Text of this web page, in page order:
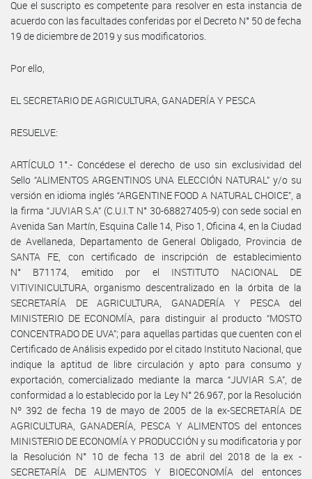
Que el suscripto es competente para resolver en esta instancia de
acuerdo con las facultades conferidas por el Decreto N° 50 de fecha
19 de diciembre de 2019 y sus modificatorios.
Por ello,
EL SECRETARIO DE AGRICULTURA, GANADERÍA Y PESCA
RESUELVE:
ARTÍCULO 1°.- Concédese el derecho de uso sin exclusividad del
Sello “ALIMENTOS ARGENTINOS UNA ELECCIÓN NATURAL” y/o su
versión en idioma inglés “ARGENTINE FOOD A NATURAL CHOICE”, a
la firma “JUVIAR S.A” (C.U.I.T N° 30-68827405-9) con sede social en
Avenida San Martín, Esquina Calle 14, Piso 1, Oficina 4, en la Ciudad
de Avellaneda, Departamento de General Obligado, Provincia de
SANTA FE, con certificado de inscripción de establecimiento
N° B71174, emitido por el INSTITUTO NACIONAL DE
VITIVINICULTURA, organismo descentralizado en la órbita de la
SECRETARÍA DE AGRICULTURA, GANADERÍA Y PESCA del
MINISTERIO DE ECONOMÍA, para distinguir al producto “MOSTO
CONCENTRADO DE UVA”; para aquellas partidas que cuenten con el
Certificado de Análisis expedido por el citado Instituto Nacional, que
indique la aptitud de libre circulación y apto para consumo y
exportación, comercializado mediante la marca “JUVIAR S.A”, de
conformidad a lo establecido por la Ley N° 26.967, por la Resolución
Nº 392 de fecha 19 de mayo de 2005 de la ex-SECRETARÍA DE
AGRICULTURA, GANADERÍA, PESCA Y ALIMENTOS del entonces
MINISTERIO DE ECONOMÍA Y PRODUCCIÓN y su modificatoria y por
la Resolución N° 10 de fecha 13 de abril del 2018 de la ex -
SECRETARÍA DE ALIMENTOS Y BIOECONOMÍA del entonces